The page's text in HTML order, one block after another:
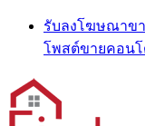
Skip
content
รับลงโฆษณาข
โพสต์ขายคอนโ